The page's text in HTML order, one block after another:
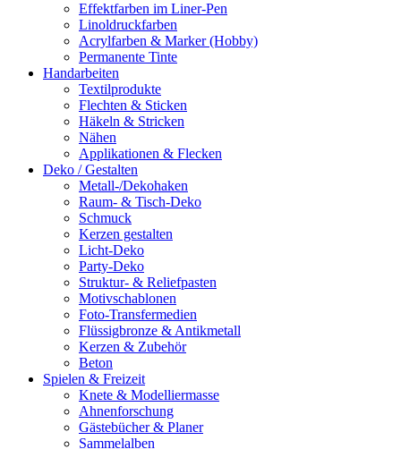
Effektfarben im Liner-Pen
Linoldruckfarben
Acrylfarben & Marker (Hobby)
Permanente Tinte
Handarbeiten
Textilprodukte
Flechten & Sticken
Häkeln & Stricken
Nähen
Applikationen & Flecken
Deko / Gestalten
Metall-/Dekohaken
Raum- & Tisch-Deko
Schmuck
Kerzen gestalten
Licht-Deko
Party-Deko
Struktur- & Reliefpasten
Motivschablonen
Foto-Transfermedien
Flüssigbronze & Antikmetall
Kerzen & Zubehör
Beton
Spielen & Freizeit
Knete & Modelliermasse
Ahnenforschung
Gästebücher & Planer
Sammelalben